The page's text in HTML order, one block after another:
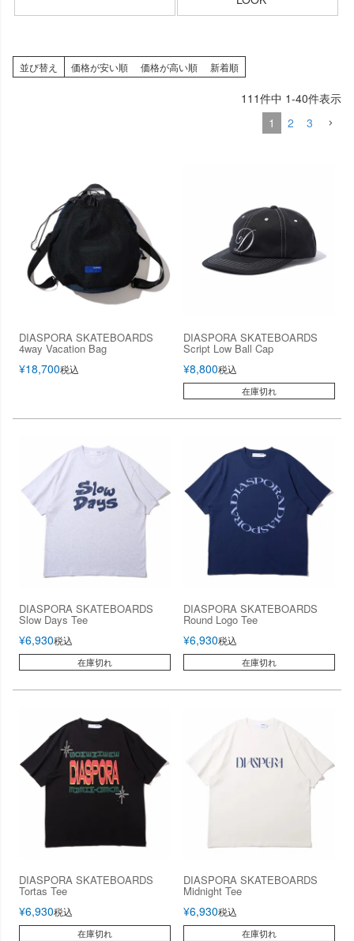
並び替え 価格が安い順 価格が高い順 新着順
111件中 1-40件表示
1
2 3
DIASPORA SKATEBOARDS
4way Vacation Bag
¥18,700税込
DIASPORA SKATEBOARDS
Script Low Ball Cap
¥8,800税込
在庫切れ
DIASPORA SKATEBOARDS
Slow Days Tee
¥6,930税込
在庫切れ
DIASPORA SKATEBOARDS
Round Logo Tee
¥6,930税込
在庫切れ
DIASPORA SKATEBOARDS
Tortas Tee
¥6,930税込
在庫切れ
DIASPORA SKATEBOARDS
Midnight Tee
¥6,930税込
在庫切れ